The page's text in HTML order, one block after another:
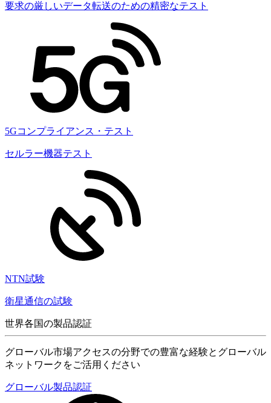
要求の厳しいデータ転送のための精密なテスト
5Gコンプライアンス・テスト
セルラー機器テスト
NTN試験
衛星通信の試験
世界各国の製品認証
グローバル市場アクセスの分野での豊富な経験とグローバル
ネットワークをご活用ください
グローバル製品認証